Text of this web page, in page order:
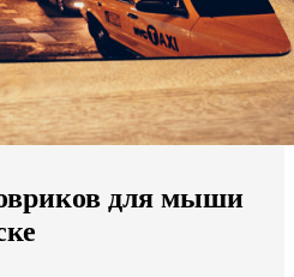
для мыши